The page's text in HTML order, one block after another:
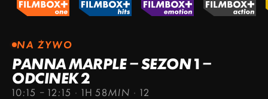
NA ŻYWO
PANNA MARPLE – SEZON 1 –
ODCINEK 2
10:15 – 12:15 · 1H 58MIN · 12